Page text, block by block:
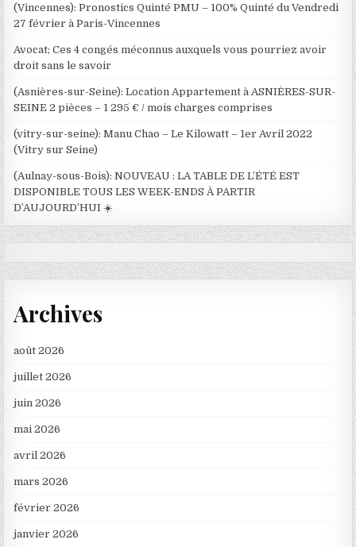
(Vincennes): Pronostics Quinté PMU – 100% Quinté du Vendredi
27 février à Paris-Vincennes
Avocat; Ces 4 congés méconnus auxquels vous pourriez avoir
droit sans le savoir
(Asnières-sur-Seine): Location Appartement à ASNIÈRES-SUR-
SEINE 2 pièces – 1 295 € / mois charges comprises
(vitry-sur-seine): Manu Chao – Le Kilowatt – 1er Avril 2022
(Vitry sur Seine)
(Aulnay-sous-Bois): NOUVEAU : LA TABLE DE L’ÉTÉ EST
DISPONIBLE TOUS LES WEEK-ENDS À PARTIR
D’AUJOURD’HUI ☀️
Archives
août 2026
juillet 2026
juin 2026
mai 2026
avril 2026
mars 2026
février 2026
janvier 2026